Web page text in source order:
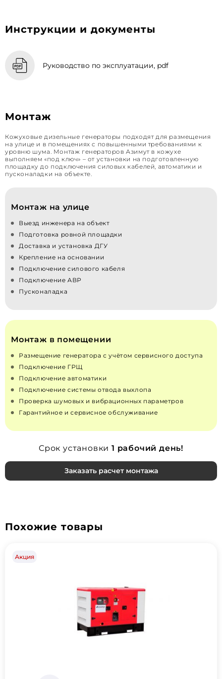
Инструкции и документы
Руководство по эксплуатации, pdf
Монтаж
Кожуховые дизельные генераторы подходят для размещения
на улице и в помещениях с повышенными требованиями к
уровню шума. Монтаж генераторов Азимут в кожухе
выполняем «под ключ» – от установки на подготовленную
площадку до подключения силовых кабелей, автоматики и
пусконаладки на объекте.
Монтаж на улице
Выезд инженера на объект
Подготовка ровной площадки
Доставка и установка ДГУ
Крепление на основании
Подключение силового кабеля
Подключение АВР
Пусконаладка
Монтаж в помещении
Размещение генератора с учётом сервисного доступа
Подключение ГРЩ
Подключение автоматики
Подключение системы отвода выхлопа
Проверка шумовых и вибрационных параметров
Гарантийное и сервисное обслуживание
Срок установки 1 рабочий день!
Заказать расчет монтажа
Похожие товары
Акция